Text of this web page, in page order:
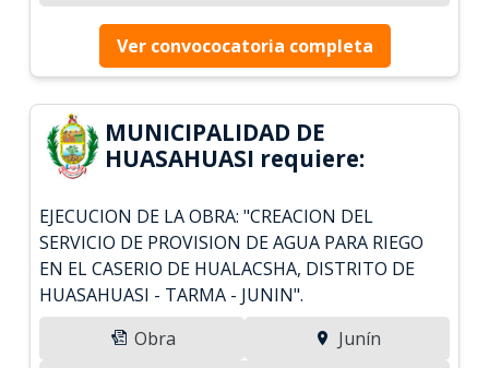
Ver convococatoria completa
MUNICIPALIDAD DE
HUASAHUASI requiere:
EJECUCION DE LA OBRA: "CREACION DEL
SERVICIO DE PROVISION DE AGUA PARA RIEGO
EN EL CASERIO DE HUALACSHA, DISTRITO DE
HUASAHUASI - TARMA - JUNIN".
Obra
Junín